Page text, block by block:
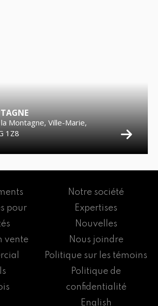
Montagne, Ville-Marie,
1Z8
pour
vente
Notre société
Expertises
Nouvelles
Nous joindre
Politique sur les témoins
Politique de
confidentialité
English